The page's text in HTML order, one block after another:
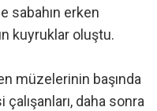
sabahın erken
kuyruklar oluştu.
müzelerinin başında
daha sonra